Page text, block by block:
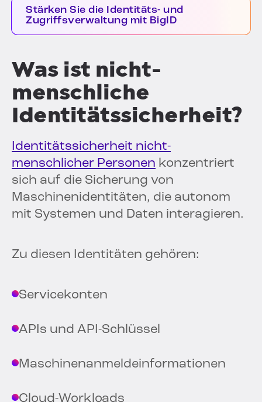
Stärken Sie die Identitäts- und
Zugriffsverwaltung mit BigID
Was ist nicht-
menschliche
Identitätssicherheit?
Identitätssicherheit nicht-
menschlicher Personen konzentriert
sich auf die Sicherung von
Maschinenidentitäten, die autonom
mit Systemen und Daten interagieren.
Zu diesen Identitäten gehören:
Servicekonten
APIs und API-Schlüssel
Maschinenanmeldeinformationen
Cloud-Workloads